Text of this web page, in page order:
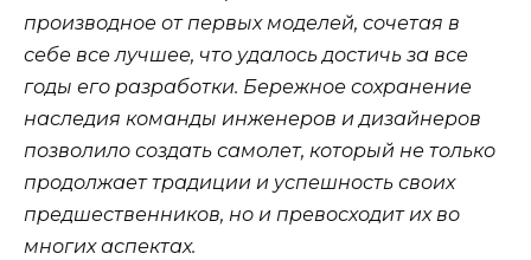
производное от первых моделей, сочетая в
себе все лучшее, что удалось достичь за все
годы его разработки. Бережное сохранение
наследия команды инженеров и дизайнеров
позволило создать самолет, который не только
продолжает традиции и успешность своих
предшественников, но и превосходит их во
многих аспектах.